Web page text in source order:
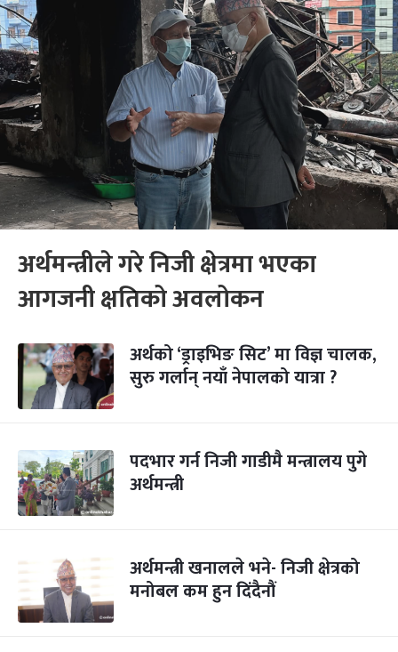
अर्थमन्त्रीले गरे निजी क्षेत्रमा भएका
आगजनी क्षतिको अवलोकन
अर्थको ‘ड्राइभिङ सिट’ मा विज्ञ चालक,
सुरु गर्लान् नयाँ नेपालको यात्रा ?
पदभार गर्न निजी गाडीमै मन्त्रालय पुगे
अर्थमन्त्री
अर्थमन्त्री खनालले भने- निजी क्षेत्रको
मनोबल कम हुन दिंदैनौं